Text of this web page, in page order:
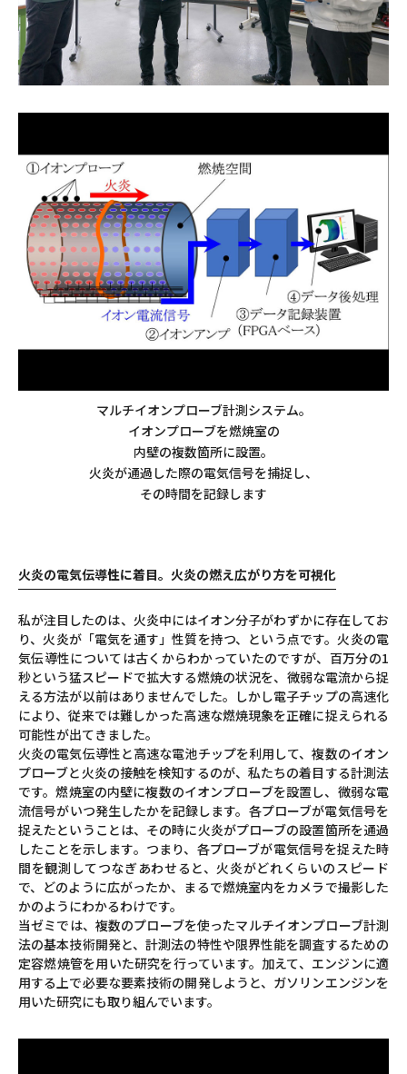
マルチイオンプローブ計測システム。
イオンプローブを燃焼室の
内壁の複数箇所に設置。
火炎が通過した際の電気信号を捕捉し、
その時間を記録します
火炎の電気伝導性に着目。火炎の燃え広がり方を可視化
私が注目したのは、火炎中にはイオン分子がわずかに存在してお
り、火炎が「電気を通す」性質を持つ、という点です。火炎の電
気伝導性については古くからわかっていたのですが、百万分の1
秒という猛スピードで拡大する燃焼の状況を、微弱な電流から捉
える方法が以前はありませんでした。しかし電子チップの高速化
により、従来では難しかった高速な燃焼現象を正確に捉えられる
可能性が出てきました。
火炎の電気伝導性と高速な電池チップを利用して、複数のイオン
プローブと火炎の接触を検知するのが、私たちの着目する計測法
です。燃焼室の内壁に複数のイオンプローブを設置し、微弱な電
流信号がいつ発生したかを記録します。各プローブが電気信号を
捉えたということは、その時に火炎がプローブの設置箇所を通過
したことを示します。つまり、各プローブが電気信号を捉えた時
間を観測してつなぎあわせると、火炎がどれくらいのスピード
で、どのように広がったか、まるで燃焼室内をカメラで撮影した
かのようにわかるわけです。
当ゼミでは、複数のプローブを使ったマルチイオンプローブ計測
法の基本技術開発と、計測法の特性や限界性能を調査するための
定容燃焼管を用いた研究を行っています。加えて、エンジンに適
用する上で必要な要素技術の開発しようと、ガソリンエンジンを
用いた研究にも取り組んでいます。